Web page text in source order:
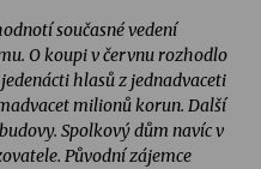
současné vedení
O koupi v červnu rozhodlo
hlasů z jednadvaceti
milionů korun. Další
Spolkový dům navíc v
Původní zájemce